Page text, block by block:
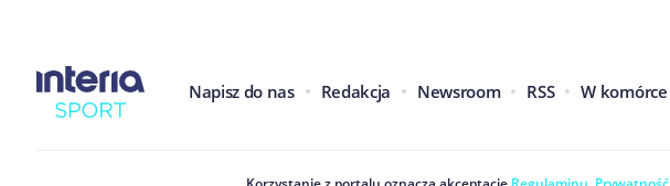
Napisz do nas Redakcja Newsroom RSS W komórce